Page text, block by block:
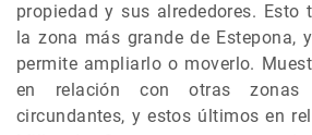
propiedad y sus alrededores. Esto
la zona más grande de Estepona,
permite ampliarlo o moverlo.
en relación con otras zonas
circundantes, y estos últimos en